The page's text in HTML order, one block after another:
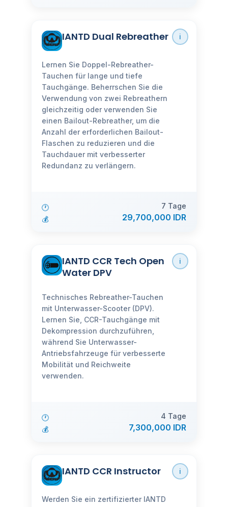
ℹ️
IANTD Dual Rebreather
Lernen Sie Doppel-Rebreather-
Tauchen für lange und tiefe
Tauchgänge. Beherrschen Sie die
Verwendung von zwei Rebreathern
gleichzeitig oder verwenden Sie
einen Bailout-Rebreather, um die
Anzahl der erforderlichen Bailout-
Flaschen zu reduzieren und die
Tauchdauer mit verbesserter
Redundanz zu verlängern.
🕐
7 Tage
💰
29,700,000 IDR
ℹ️
IANTD CCR Tech Open
Water DPV
Technisches Rebreather-Tauchen
mit Unterwasser-Scooter (DPV).
Lernen Sie, CCR-Tauchgänge mit
Dekompression durchzuführen,
während Sie Unterwasser-
Antriebsfahrzeuge für verbesserte
Mobilität und Reichweite
verwenden.
🕐
4 Tage
💰
7,300,000 IDR
ℹ️
IANTD CCR Instructor
Werden Sie ein zertifizierter IANTD